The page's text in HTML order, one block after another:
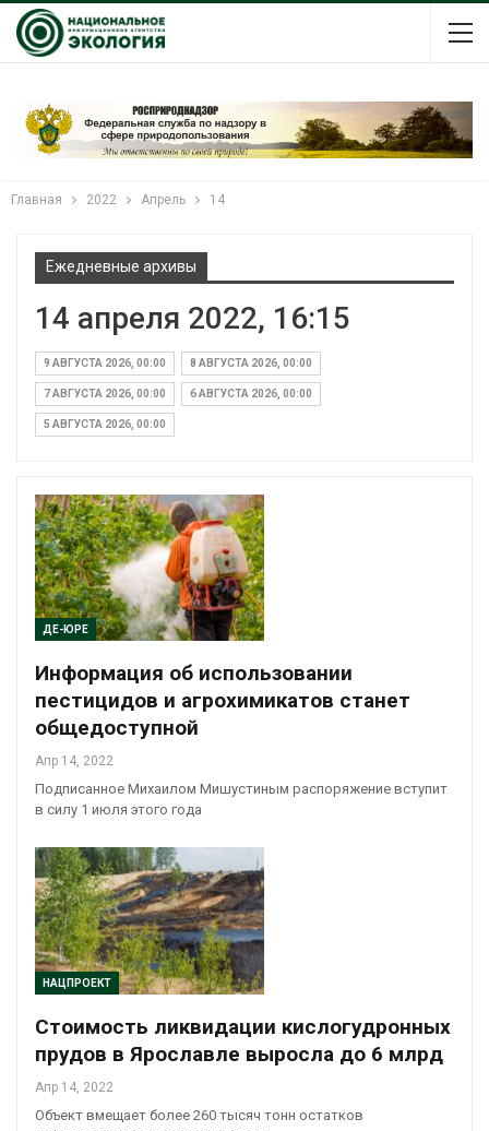
Главная 2022 Апрель 14
Ежедневные архивы
14 апреля 2022, 16:15
9 АВГУСТА 2026, 00:00 8 АВГУСТА 2026, 00:00
7 АВГУСТА 2026, 00:00 6 АВГУСТА 2026, 00:00
5 АВГУСТА 2026, 00:00
ДЕ-ЮРЕ
Информация об использовании
пестицидов и агрохимикатов станет
общедоступной
Апр 14, 2022
Подписанное Михаилом Мишустиным распоряжение вступит
в силу 1 июля этого года
НАЦПРОЕКТ
Стоимость ликвидации кислогудронных
прудов в Ярославле выросла до 6 млрд
Апр 14, 2022
Объект вмещает более 260 тысяч тонн остатков